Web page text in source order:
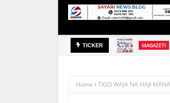
TICKER MAGAZETI
Home TIGO WAJA NA HAJI